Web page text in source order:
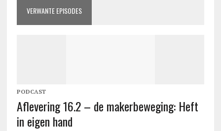
VERWANTE EPISODES
PODCAST
Aflevering 16.2 – de makerbeweging: Heft
in eigen hand